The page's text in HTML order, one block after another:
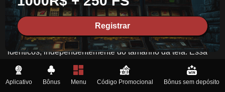
A versão da NetEnt também mantém matemática
consistente e comportamento de recursos em todos os
dispositivos, de modo que os pagamentos, a frequência de
acertos e a sensação de rodadas grátis permanecem
idênticos, independentemente do tamanho da tela. Essa
alinhados, independentemente de a sessão começar no
desktop ou continuar no celular no final do dia.
Registrar
Aplicativo Bônus Menu Código Promocional Bônus sem depósito